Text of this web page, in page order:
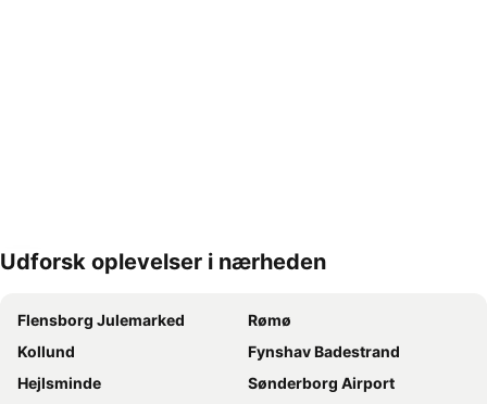
Udvid kort
Udforsk oplevelser i nærheden
Flensborg Julemarked
Rømø
Kollund
Fynshav Badestrand
Hejlsminde
Sønderborg Airport